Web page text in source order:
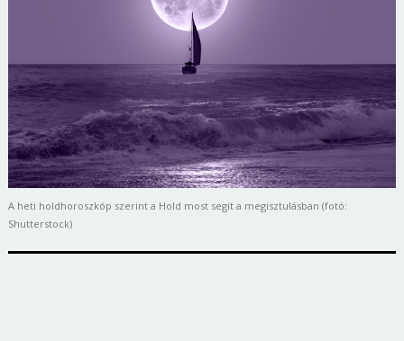
A heti holdhoroszkóp szerint a Hold most segít a megisztulásban (fotó:
Shutterstock)